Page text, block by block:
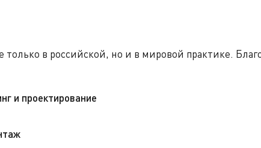
в российской, но и в мировой практике.
и проектирование